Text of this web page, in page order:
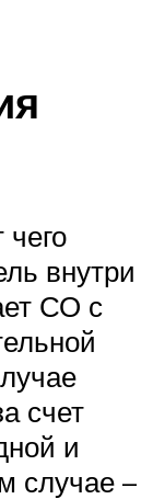
чего
внутри
СО с
счет
и
случае –